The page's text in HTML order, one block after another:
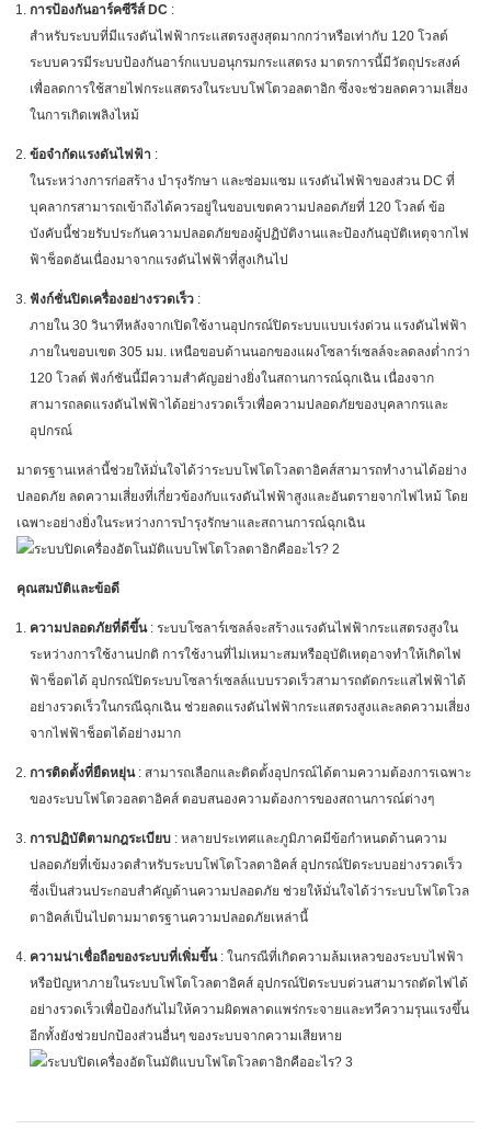
การป้องกันอาร์คซีรีส์ DC :
สำหรับระบบที่มีแรงดันไฟฟ้ากระแสตรงสูงสุดมากกว่าหรือเท่ากับ 120 โวลต์
ระบบควรมีระบบป้องกันอาร์กแบบอนุกรมกระแสตรง มาตรการนี้มีวัตถุประสงค์
เพื่อลดการใช้สายไฟกระแสตรงในระบบโฟโตวอลตาอิก ซึ่งจะช่วยลดความเสี่ยง
ในการเกิดเพลิงไหม้
ข้อจำกัดแรงดันไฟฟ้า :
ในระหว่างการก่อสร้าง บำรุงรักษา และซ่อมแซม แรงดันไฟฟ้าของส่วน DC ที่
บุคลากรสามารถเข้าถึงได้ควรอยู่ในขอบเขตความปลอดภัยที่ 120 โวลต์ ข้อ
บังคับนี้ช่วยรับประกันความปลอดภัยของผู้ปฏิบัติงานและป้องกันอุบัติเหตุจากไฟ
ฟ้าช็อตอันเนื่องมาจากแรงดันไฟฟ้าที่สูงเกินไป
ฟังก์ชั่นปิดเครื่องอย่างรวดเร็ว :
ภายใน 30 วินาทีหลังจากเปิดใช้งานอุปกรณ์ปิดระบบแบบเร่งด่วน แรงดันไฟฟ้า
ภายในขอบเขต 305 มม. เหนือขอบด้านนอกของแผงโซลาร์เซลล์จะลดลงต่ำกว่า
120 โวลต์ ฟังก์ชันนี้มีความสำคัญอย่างยิ่งในสถานการณ์ฉุกเฉิน เนื่องจาก
สามารถลดแรงดันไฟฟ้าได้อย่างรวดเร็วเพื่อความปลอดภัยของบุคลากรและ
อุปกรณ์
มาตรฐานเหล่านี้ช่วยให้มั่นใจได้ว่าระบบโฟโตโวลตาอิคส์สามารถทำงานได้อย่าง
ปลอดภัย ลดความเสี่ยงที่เกี่ยวข้องกับแรงดันไฟฟ้าสูงและอันตรายจากไฟไหม้ โดย
เฉพาะอย่างยิ่งในระหว่างการบำรุงรักษาและสถานการณ์ฉุกเฉิน
คุณสมบัติและข้อดี
ความปลอดภัยที่ดีขึ้น: ระบบโซลาร์เซลล์จะสร้างแรงดันไฟฟ้ากระแสตรงสูงใน
ระหว่างการใช้งานปกติ การใช้งานที่ไม่เหมาะสมหรืออุบัติเหตุอาจทำให้เกิดไฟ
ฟ้าช็อตได้ อุปกรณ์ปิดระบบโซลาร์เซลล์แบบรวดเร็วสามารถตัดกระแสไฟฟ้าได้
อย่างรวดเร็วในกรณีฉุกเฉิน ช่วยลดแรงดันไฟฟ้ากระแสตรงสูงและลดความเสี่ยง
จากไฟฟ้าช็อตได้อย่างมาก
การติดตั้งที่ยืดหยุ่น: สามารถเลือกและติดตั้งอุปกรณ์ได้ตามความต้องการเฉพาะ
ของระบบโฟโตวอลตาอิคส์ ตอบสนองความต้องการของสถานการณ์ต่างๆ
การปฏิบัติตามกฎระเบียบ : หลายประเทศและภูมิภาคมีข้อกำหนดด้านความ
ปลอดภัยที่เข้มงวดสำหรับระบบโฟโตโวลตาอิคส์ อุปกรณ์ปิดระบบอย่างรวดเร็ว
ซึ่งเป็นส่วนประกอบสำคัญด้านความปลอดภัย ช่วยให้มั่นใจได้ว่าระบบโฟโตโวล
ตาอิคส์เป็นไปตามมาตรฐานความปลอดภัยเหล่านี้
ความน่าเชื่อถือของระบบที่เพิ่มขึ้น: ในกรณีที่เกิดความล้มเหลวของระบบไฟฟ้า
หรือปัญหาภายในระบบโฟโตโวลตาอิคส์ อุปกรณ์ปิดระบบด่วนสามารถตัดไฟได้
อย่างรวดเร็วเพื่อป้องกันไม่ให้ความผิดพลาดแพร่กระจายและทวีความรุนแรงขึ้น
อีกทั้งยังช่วยปกป้องส่วนอื่นๆ ของระบบจากความเสียหาย